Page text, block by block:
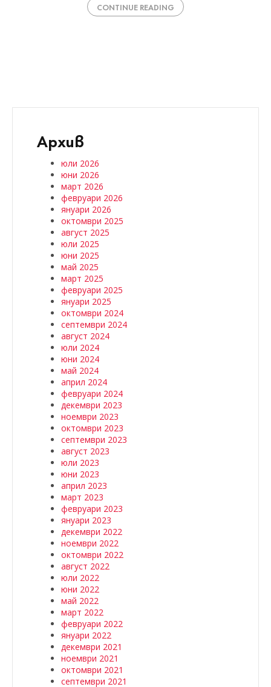
CONTINUE READING
Архив
юли 2026
юни 2026
март 2026
февруари 2026
януари 2026
октомври 2025
август 2025
юли 2025
юни 2025
май 2025
март 2025
февруари 2025
януари 2025
октомври 2024
септември 2024
август 2024
юли 2024
юни 2024
май 2024
април 2024
февруари 2024
декември 2023
ноември 2023
октомври 2023
септември 2023
август 2023
юли 2023
юни 2023
април 2023
март 2023
февруари 2023
януари 2023
декември 2022
ноември 2022
октомври 2022
август 2022
юли 2022
юни 2022
май 2022
март 2022
февруари 2022
януари 2022
декември 2021
ноември 2021
октомври 2021
септември 2021